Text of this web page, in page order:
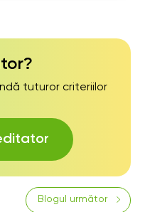
tuturor criteriilor
Blogul următor